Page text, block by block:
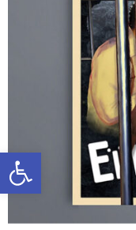
Ανοίξτε τη γραμμή εργαλείων